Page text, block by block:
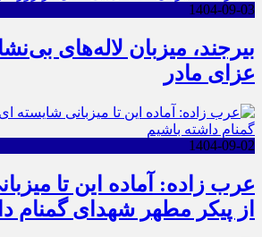
1404-09-03
بیرجند، میزبان لاله‌های
عزای مادر
1404-09-02
عرب زاده: آماده این تا
از پیکر مطهر شهدای گمنام